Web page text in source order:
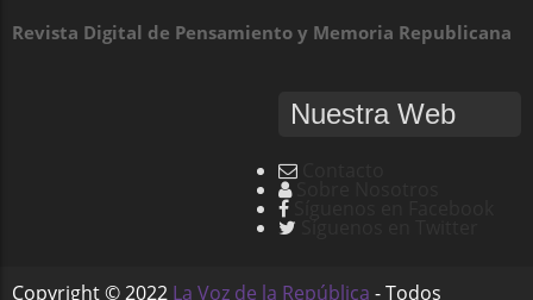
Revista Digital de Pensamiento y Memoria Republicana
Nuestra Web
Copyright ©2022 La Voz de la República - Todos